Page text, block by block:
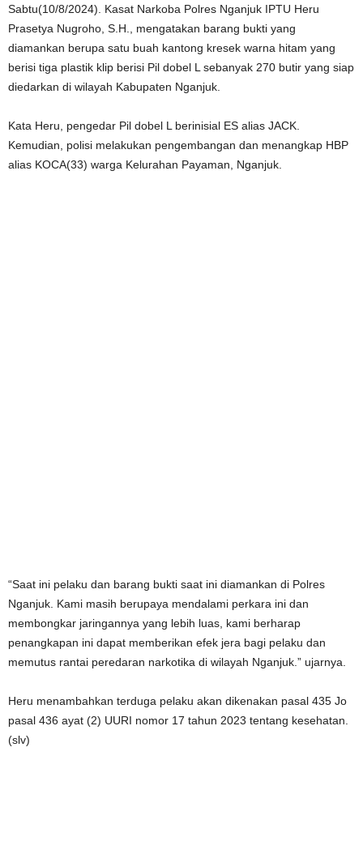
Sabtu(10/8/2024). Kasat Narkoba Polres Nganjuk IPTU Heru
Prasetya Nugroho, S.H., mengatakan barang bukti yang
diamankan berupa satu buah kantong kresek warna hitam yang
berisi tiga plastik klip berisi Pil dobel L sebanyak 270 butir yang siap
diedarkan di wilayah Kabupaten Nganjuk.
Kata Heru, pengedar Pil dobel L berinisial ES alias JACK.
Kemudian, polisi melakukan pengembangan dan menangkap HBP
alias KOCA(33) warga Kelurahan Payaman, Nganjuk.
“Saat ini pelaku dan barang bukti saat ini diamankan di Polres
Nganjuk. Kami masih berupaya mendalami perkara ini dan
membongkar jaringannya yang lebih luas, kami berharap
penangkapan ini dapat memberikan efek jera bagi pelaku dan
memutus rantai peredaran narkotika di wilayah Nganjuk.” ujarnya.
Heru menambahkan terduga pelaku akan dikenakan pasal 435 Jo
pasal 436 ayat (2) UURI nomor 17 tahun 2023 tentang kesehatan.
(slv)